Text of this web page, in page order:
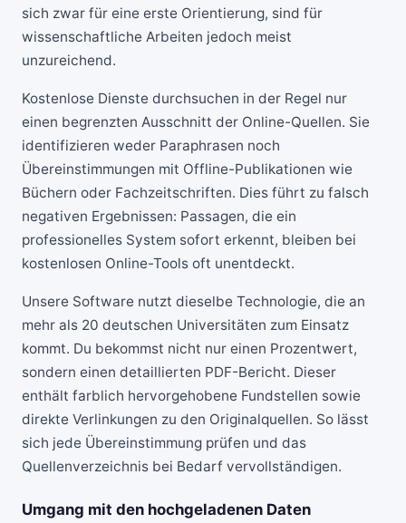
sich zwar für eine erste Orientierung, sind für
wissenschaftliche Arbeiten jedoch meist
unzureichend.
Kostenlose Dienste durchsuchen in der Regel nur
einen begrenzten Ausschnitt der Online-Quellen. Sie
identifizieren weder Paraphrasen noch
Übereinstimmungen mit Offline-Publikationen wie
Büchern oder Fachzeitschriften. Dies führt zu falsch
negativen Ergebnissen: Passagen, die ein
professionelles System sofort erkennt, bleiben bei
kostenlosen Online-Tools oft unentdeckt.
Unsere Software nutzt dieselbe Technologie, die an
mehr als 20 deutschen Universitäten zum Einsatz
kommt. Du bekommst nicht nur einen Prozentwert,
sondern einen detaillierten PDF-Bericht. Dieser
enthält farblich hervorgehobene Fundstellen sowie
direkte Verlinkungen zu den Originalquellen. So lässt
sich jede Übereinstimmung prüfen und das
Quellenverzeichnis bei Bedarf vervollständigen.
Umgang mit den hochgeladenen Daten